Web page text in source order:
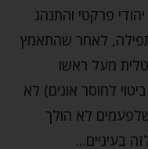
פרקטי והתנהג
לאחר שהתאמץ
מעל ראשו
לחוסר אונים) לא
לא הולך
בעיניים…